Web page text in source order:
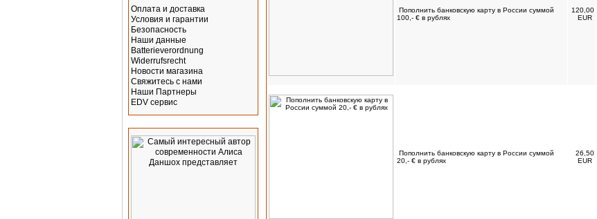
Оплата и доставка
Условия и гарантии
Безопасность
Наши данные
Batterieverordnung
Widerrufsrecht
Новости магазина
Свяжитесь с нами
Наши Партнеры
EDV сервис
Пополнить банковскую карту в России суммой
100,- € в рублях
120,00
EUR
Пополнить банковскую карту в России суммой
20,- € в рублях
26,50
EUR